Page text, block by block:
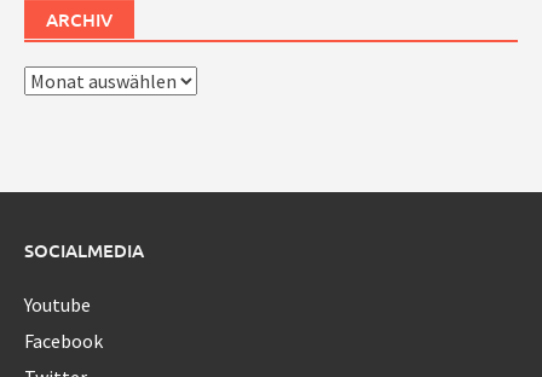
ARCHIV
Archiv
SOCIALMEDIA
Youtube
Facebook